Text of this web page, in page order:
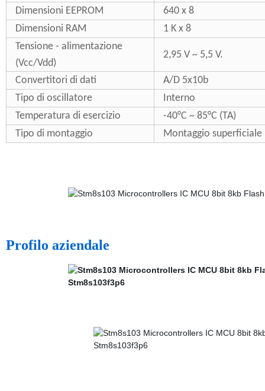
Dimensioni EEPROM
640 x 8
Dimensioni RAM
1 K x 8
Tensione - alimentazione
(Vcc/Vdd)
2,95 V ~ 5,5 V.
Convertitori di dati
A/D 5x10b
Tipo di oscillatore
Interno
Temperatura di esercizio
-40°C ~ 85°C (TA)
Tipo di montaggio
Montaggio superficiale
Profilo aziendale